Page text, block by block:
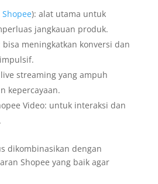
): alat utama untuk
jangkauan produk.
bisa meningkatkan konversi dan
streaming yang ampuh
kepercayaan.
Video: untuk interaksi dan
dikombinasikan dengan
Shopee yang baik agar